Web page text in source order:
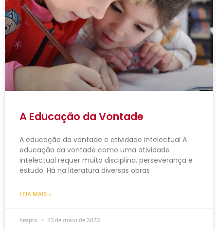
A Educação da Vontade
A educação da vontade e atividade intelectual A
educação da vontade como uma atividade
intelectual requer muita disciplina, perseverança e
estudo. Há na literatura diversas obras
LEIA MAIS »
bezpix 23 de maio de 2022